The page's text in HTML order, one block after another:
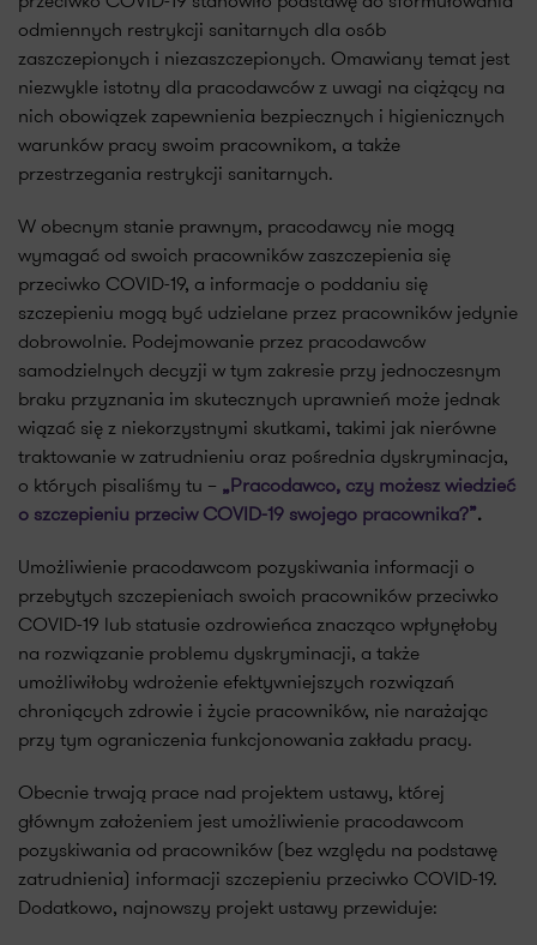
odmiennych restrykcji sanitarnych dla osób
zaszczepionych i niezaszczepionych. Omawiany temat jest
niezwykle istotny dla pracodawców z uwagi na ciążący na
nich obowiązek zapewnienia bezpiecznych i higienicznych
warunków pracy swoim pracownikom, a także
przestrzegania restrykcji sanitarnych.
W obecnym stanie prawnym, pracodawcy nie mogą
wymagać od swoich pracowników zaszczepienia się
przeciwko COVID-19, a informacje o poddaniu się
szczepieniu mogą być udzielane przez pracowników jedynie
dobrowolnie. Podejmowanie przez pracodawców
samodzielnych decyzji w tym zakresie przy jednoczesnym
braku przyznania im skutecznych uprawnień może jednak
wiązać się z niekorzystnymi skutkami, takimi jak nierówne
traktowanie w zatrudnieniu oraz pośrednia dyskryminacja,
o których pisaliśmy tu – „Pracodawco, czy możesz wiedzieć
o szczepieniu przeciw COVID-19 swojego pracownika?”.
Umożliwienie pracodawcom pozyskiwania informacji o
przebytych szczepieniach swoich pracowników przeciwko
COVID-19 lub statusie ozdrowieńca znacząco wpłynęłoby
na rozwiązanie problemu dyskryminacji, a także
umożliwiłoby wdrożenie efektywniejszych rozwiązań
chroniących zdrowie i życie pracowników, nie narażając
przy tym ograniczenia funkcjonowania zakładu pracy.
Obecnie trwają prace nad projektem ustawy, której
głównym założeniem jest umożliwienie pracodawcom
pozyskiwania od pracowników (bez względu na podstawę
zatrudnienia) informacji szczepieniu przeciwko COVID-19.
Dodatkowo, najnowszy projekt ustawy przewiduje: